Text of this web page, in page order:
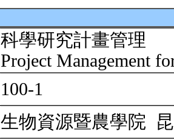
科學研究計畫管理
Project Management
100-1
生物資源暨農學院